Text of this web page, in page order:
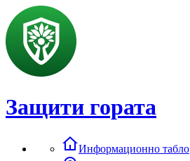
Защити гората
Информационно табло